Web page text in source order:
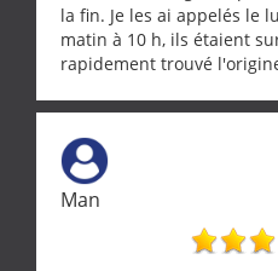
la fin. Je les ai appelés le
matin à 10 h, ils étaient
rapidement trouvé
Une équipe sérieuse,
vraiment rassurant de
artisans aussi
Man